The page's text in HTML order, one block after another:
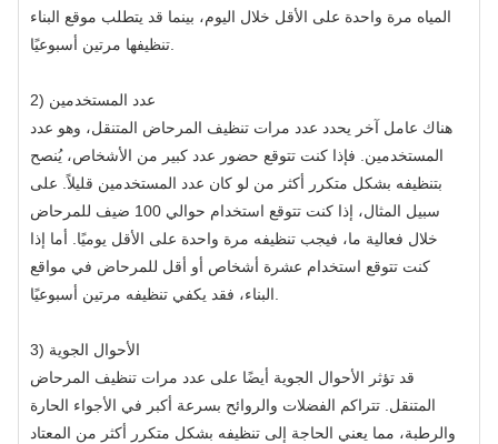
المياه مرة واحدة على الأقل خلال اليوم، بينما قد يتطلب موقع البناء
2) عدد المستخدمين
هناك عامل آخر يحدد عدد مرات تنظيف المرحاض المتنقل، وهو عدد
المستخدمين. فإذا كنت تتوقع حضور عدد كبير من الأشخاص، يُنصح
بتنظيفه بشكل متكرر أكثر من لو كان عدد المستخدمين قليلاً. على
سبيل المثال، إذا كنت تتوقع استخدام حوالي 100 ضيف للمرحاض
خلال فعالية ما، فيجب تنظيفه مرة واحدة على الأقل يوميًا. أما إذا
كنت تتوقع استخدام عشرة أشخاص أو أقل للمرحاض في مواقع
3) الأحوال الجوية
قد تؤثر الأحوال الجوية أيضًا على عدد مرات تنظيف المرحاض
المتنقل. تتراكم الفضلات والروائح بسرعة أكبر في الأجواء الحارة
والرطبة، مما يعني الحاجة إلى تنظيفه بشكل متكرر أكثر من المعتاد